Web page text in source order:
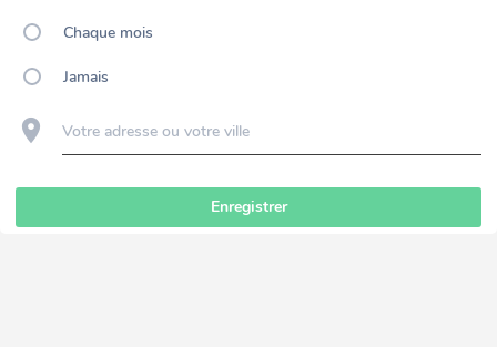
Chaque mois
Jamais
Votre adresse ou votre ville